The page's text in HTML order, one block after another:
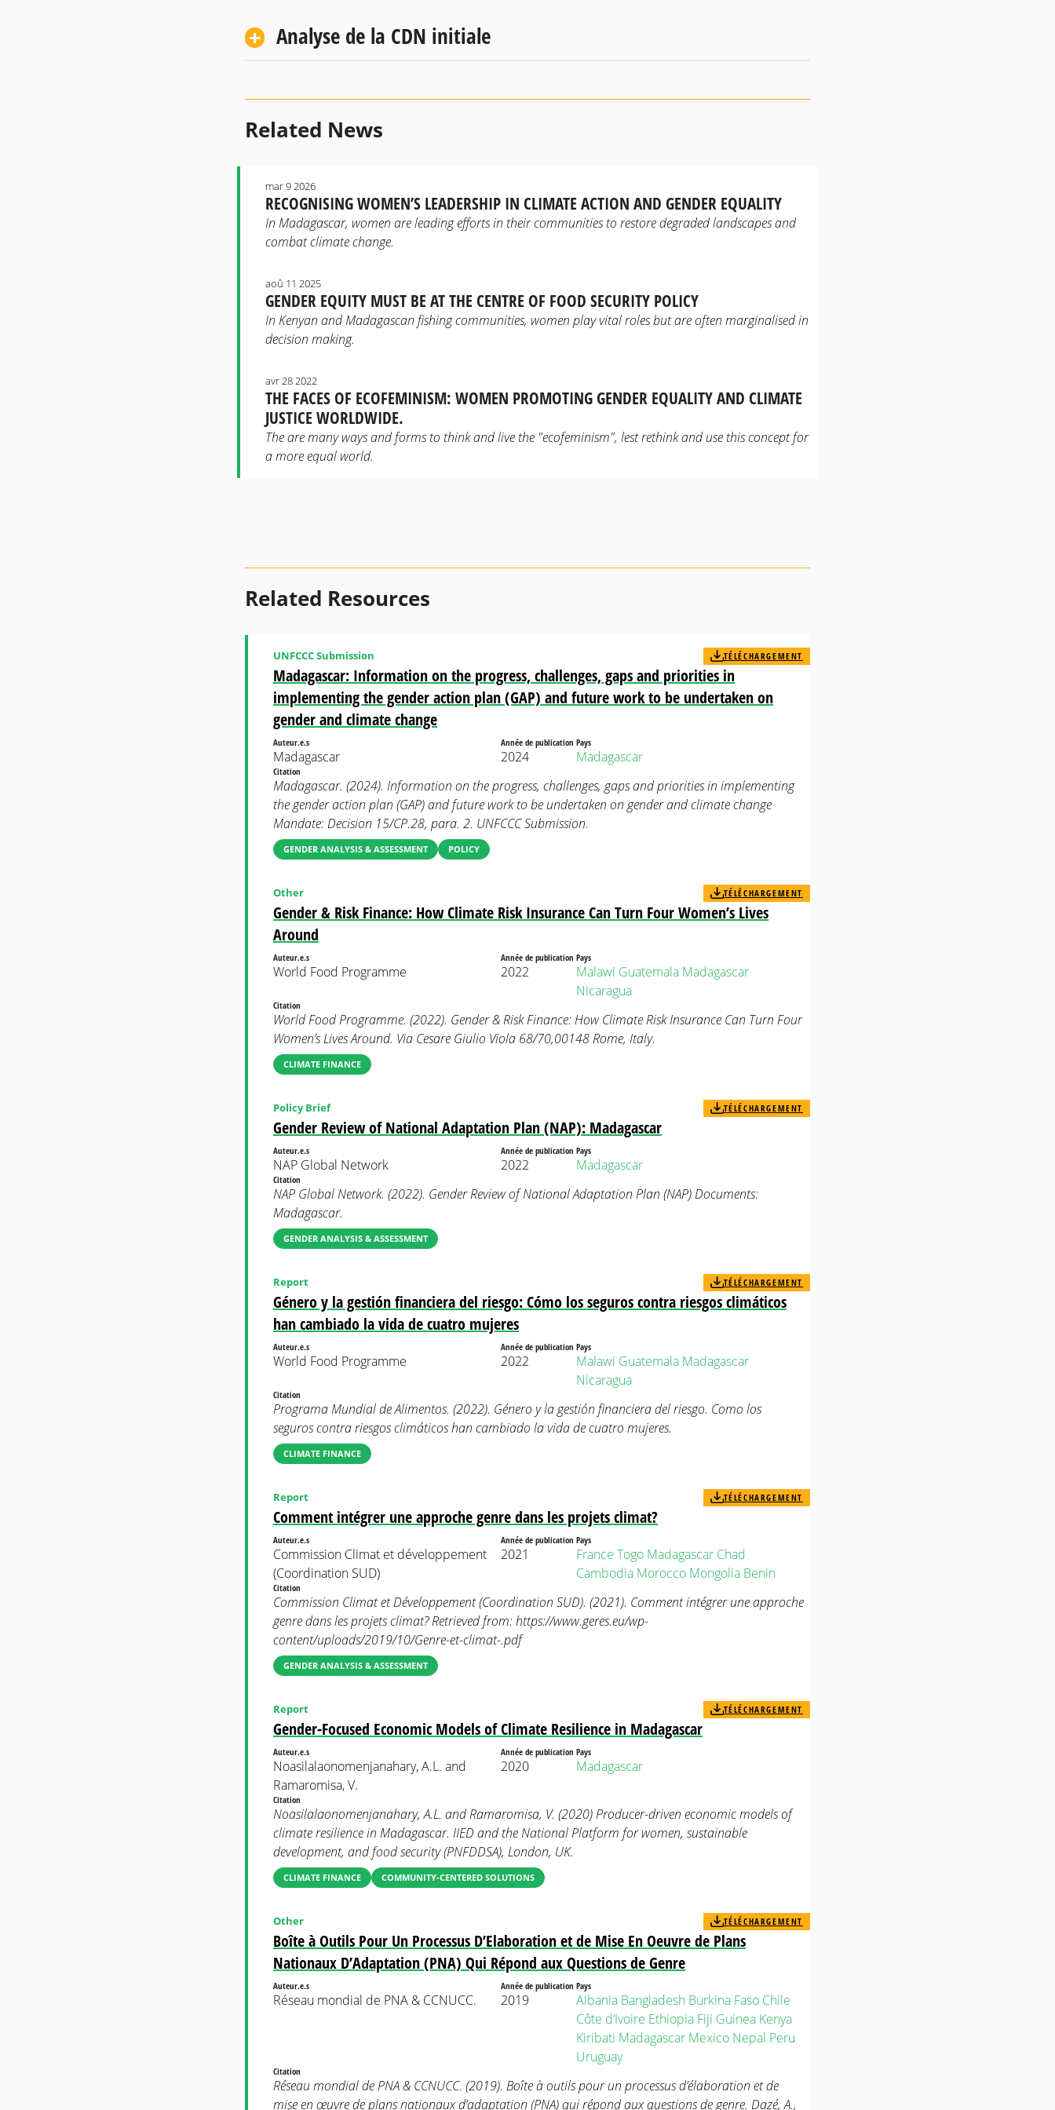
Analyse de la CDN initiale
Related News
RECOGNISING WOMEN’S LEADERSHIP IN CLIMATE ACTION AND GENDER EQUALITY
mar 9 2026
In Madagascar, women are leading efforts in their communities to restore degraded landscapes and
combat climate change.
GENDER EQUITY MUST BE AT THE CENTRE OF FOOD SECURITY POLICY
aoû 11 2025
In Kenyan and Madagascan fishing communities, women play vital roles but are often marginalised in
decision making.
THE FACES OF ECOFEMINISM: WOMEN PROMOTING GENDER EQUALITY AND CLIMATE
JUSTICE WORLDWIDE.
avr 28 2022
The are many ways and forms to think and live the "ecofeminism", lest rethink and use this concept for
a more equal world.
Related Resources
Madagascar: Information on the progress, challenges, gaps and priorities in
implementing the gender action plan (GAP) and future work to be undertaken on
gender and climate change
UNFCCC Submission TÉLÉCHARGEMENT
Auteur.e.s
Madagascar
Année de publication
2024
Pays
Madagascar
Citation
Madagascar. (2024). Information on the progress, challenges, gaps and priorities in implementing
the gender action plan (GAP) and future work to be undertaken on gender and climate change
Mandate: Decision 15/CP.28, para. 2. UNFCCC Submission.
GENDER ANALYSIS & ASSESSMENT POLICY
Gender & Risk Finance: How Climate Risk Insurance Can Turn Four Women’s Lives
Around
Other TÉLÉCHARGEMENT
Auteur.e.s
World Food Programme
Année de publication
2022
Pays
Malawi Guatemala Madagascar
Nicaragua
Citation
World Food Programme. (2022). Gender & Risk Finance: How Climate Risk Insurance Can Turn Four
Women’s Lives Around. Via Cesare Giulio Viola 68/70,00148 Rome, Italy.
CLIMATE FINANCE
Gender Review of National Adaptation Plan (NAP): Madagascar
Policy Brief TÉLÉCHARGEMENT
Auteur.e.s
NAP Global Network
Année de publication
2022
Pays
Madagascar
Citation
NAP Global Network. (2022). Gender Review of National Adaptation Plan (NAP) Documents:
Madagascar.
GENDER ANALYSIS & ASSESSMENT
Género y la gestión financiera del riesgo: Cómo los seguros contra riesgos climáticos
han cambiado la vida de cuatro mujeres
Report TÉLÉCHARGEMENT
Auteur.e.s
World Food Programme
Année de publication
2022
Pays
Malawi Guatemala Madagascar
Nicaragua
Citation
Programa Mundial de Alimentos. (2022). Género y la gestión financiera del riesgo. Como los
seguros contra riesgos climáticos han cambiado la vida de cuatro mujeres.
CLIMATE FINANCE
Comment intégrer une approche genre dans les projets climat?
Report TÉLÉCHARGEMENT
Auteur.e.s
Commission Climat et développement
(Coordination SUD)
Année de publication
2021
Pays
France Togo Madagascar Chad
Cambodia Morocco Mongolia Benin
Citation
Commission Climat et Développement (Coordination SUD). (2021). Comment intégrer une approche
genre dans les projets climat? Retrieved from: https://www.geres.eu/wp-
content/uploads/2019/10/Genre-et-climat-.pdf
GENDER ANALYSIS & ASSESSMENT
Gender-Focused Economic Models of Climate Resilience in Madagascar
Report TÉLÉCHARGEMENT
Auteur.e.s
Noasilalaonomenjanahary, A.L. and
Ramaromisa, V.
Année de publication
2020
Pays
Madagascar
Citation
Noasilalaonomenjanahary, A.L. and Ramaromisa, V. (2020) Producer-driven economic models of
climate resilience in Madagascar. IIED and the National Platform for women, sustainable
development, and food security (PNFDDSA), London, UK.
CLIMATE FINANCE COMMUNITY-CENTERED SOLUTIONS
Boîte à Outils Pour Un Processus D’Elaboration et de Mise En Oeuvre de Plans
Nationaux D’Adaptation (PNA) Qui Répond aux Questions de Genre
Other TÉLÉCHARGEMENT
Auteur.e.s
Réseau mondial de PNA & CCNUCC.
Année de publication
2019
Pays
Albania Bangladesh Burkina Faso Chile
Côte d’Ivoire Ethiopia Fiji Guinea Kenya
Kiribati Madagascar Mexico Nepal Peru
Uruguay
Citation
Réseau mondial de PNA & CCNUCC. (2019). Boîte à outils pour un processus d’élaboration et de
mise en œuvre de plans nationaux d’adaptation (PNA) qui répond aux questions de genre. Dazé, A.,